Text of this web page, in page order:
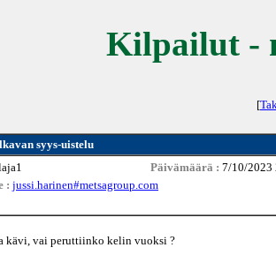
Kilpailut -
[
syys-uistelu
Päivämäärä : 7/10/2023
: jussi.harinen#metsagroup.com
kävi, vai peruttiinko kelin vuoksi ?